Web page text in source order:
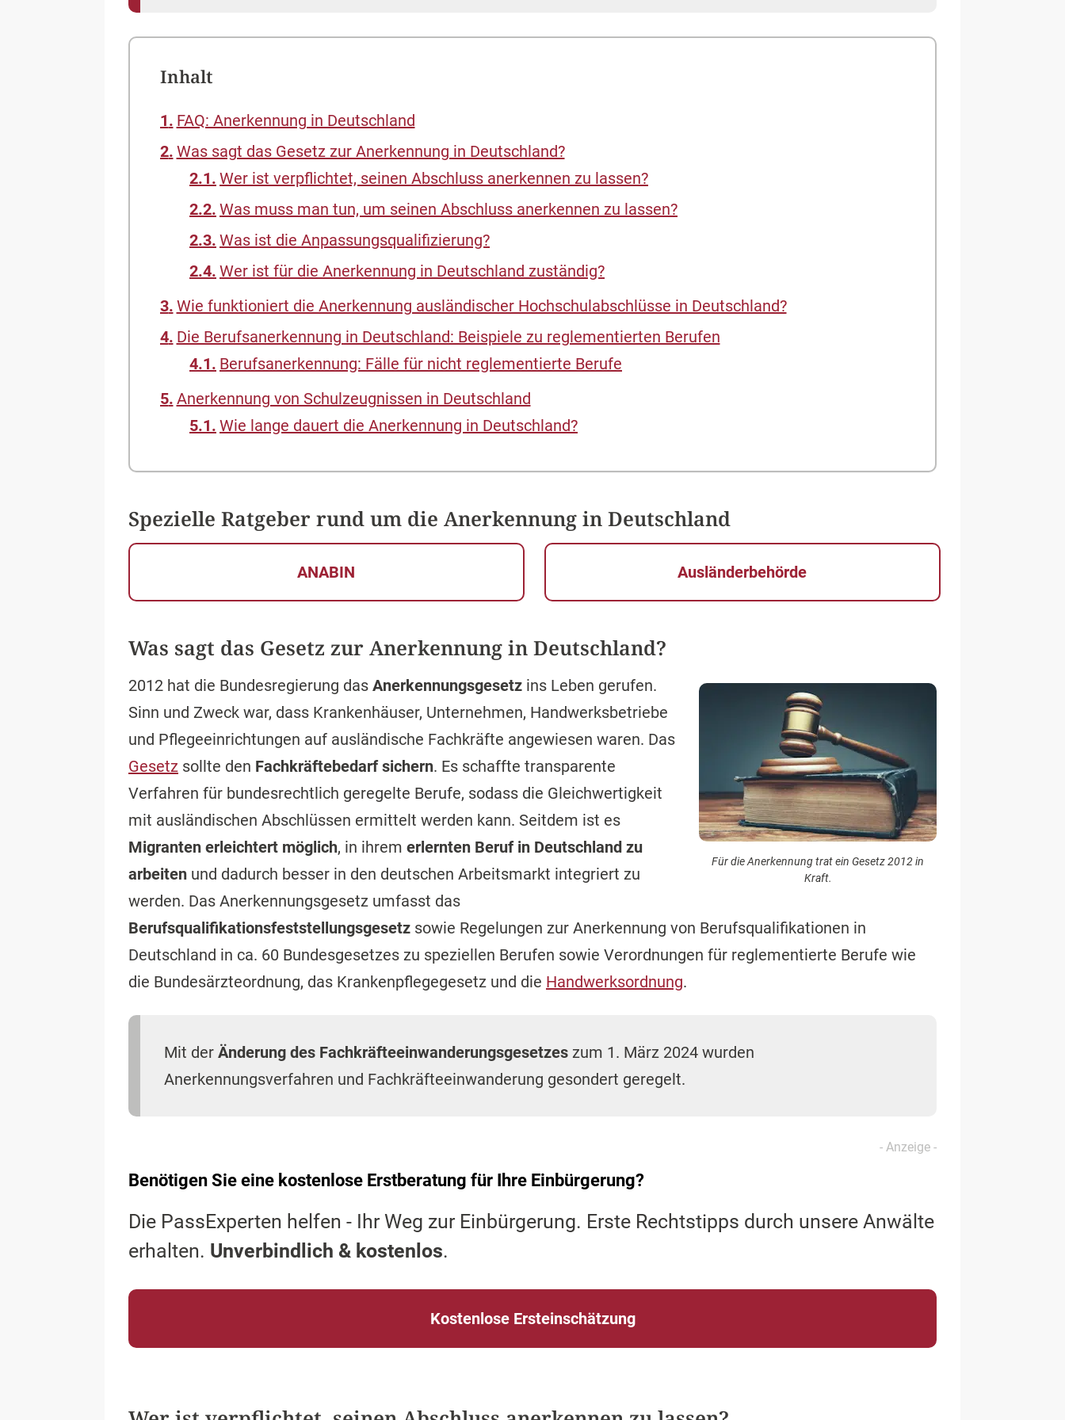
Inhalt
FAQ: Anerkennung in Deutschland
Was sagt das Gesetz zur Anerkennung in Deutschland?
Wer ist verpflichtet, seinen Abschluss anerkennen zu lassen?
Was muss man tun, um seinen Abschluss anerkennen zu lassen?
Was ist die Anpassungsqualifizierung?
Wer ist für die Anerkennung in Deutschland zuständig?
Wie funktioniert die Anerkennung ausländischer Hochschulabschlüsse in Deutschland?
Die Berufsanerkennung in Deutschland: Beispiele zu reglementierten Berufen
Berufsanerkennung: Fälle für nicht reglementierte Berufe
Anerkennung von Schulzeugnissen in Deutschland
Wie lange dauert die Anerkennung in Deutschland?
Spezielle Ratgeber rund um die Anerkennung in Deutschland
ANABIN Ausländerbehörde
Was sagt das Gesetz zur Anerkennung in Deutschland?
Für die Anerkennung trat ein Gesetz 2012 in
Kraft.
2012 hat die Bundesregierung das Anerkennungsgesetz ins Leben gerufen.
Sinn und Zweck war, dass Krankenhäuser, Unternehmen, Handwerksbetriebe
und Pflegeeinrichtungen auf ausländische Fachkräfte angewiesen waren. Das
Gesetz sollte den Fachkräftebedarf sichern. Es schaffte transparente
Verfahren für bundesrechtlich geregelte Berufe, sodass die Gleichwertigkeit
mit ausländischen Abschlüssen ermittelt werden kann. Seitdem ist es
Migranten erleichtert möglich, in ihrem erlernten Beruf in Deutschland zu
arbeiten und dadurch besser in den deutschen Arbeitsmarkt integriert zu
werden. Das Anerkennungsgesetz umfasst das
Berufsqualifikationsfeststellungsgesetz sowie Regelungen zur Anerkennung von Berufsqualifikationen in
Deutschland in ca. 60 Bundesgesetzes zu speziellen Berufen sowie Verordnungen für reglementierte Berufe wie
die Bundesärzteordnung, das Krankenpflegegesetz und die Handwerksordnung.
Mit der Änderung des Fachkräfteeinwanderungsgesetzes zum 1. März 2024 wurden
Anerkennungsverfahren und Fachkräfteeinwanderung gesondert geregelt.
Benötigen Sie eine kostenlose Erstberatung für Ihre Einbürgerung?
Die PassExperten helfen - Ihr Weg zur Einbürgerung. Erste Rechtstipps durch unsere Anwälte
erhalten. Unverbindlich & kostenlos.
Kostenlose Ersteinschätzung